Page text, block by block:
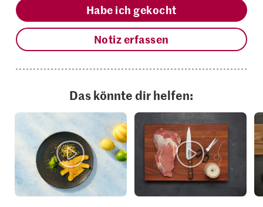
Habe ich gekocht
Notiz erfassen
Das könnte dir helfen: